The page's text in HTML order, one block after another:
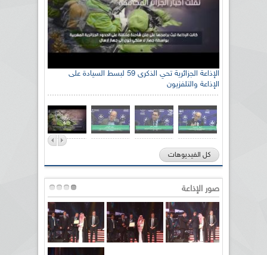
الإذاعة الجزائرية تحي الذكرى 59 لبسط السيادة على
الإذاعة والتلفزيون
كل الفيديوهات
صور الإذاعة